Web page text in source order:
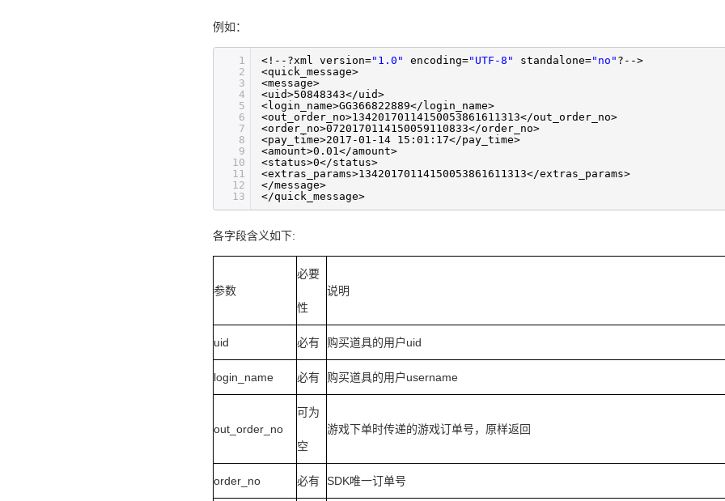
例如：
1
2
3
4
5
6
7
8
9
10
11
12
13
<!--?xml version="1.0" encoding="UTF-8" standalone="no" ?-->
<quick_message>
<message>
<uid>50848343</uid>
<login_name>GG366822889</login_name>
<out_order_no>13420170114150053861611313</out_order_no>
<order_no>0720170114150059110833</order_no>
<pay_time>2017-01-14 15:01:17</pay_time>
<amount>0.01</amount>
<status>0</status>
<extras_params>13420170114150053861611313</extras_params>
</message>
</quick_message>
各字段含义如下:
参数
必要
性
说明
uid 必有 购买道具的用户uid
login_name 必有 购买道具的用户username
out_order_no
可为
空
游戏下单时传递的游戏订单号，原样返回
order_no 必有 SDK唯一订单号